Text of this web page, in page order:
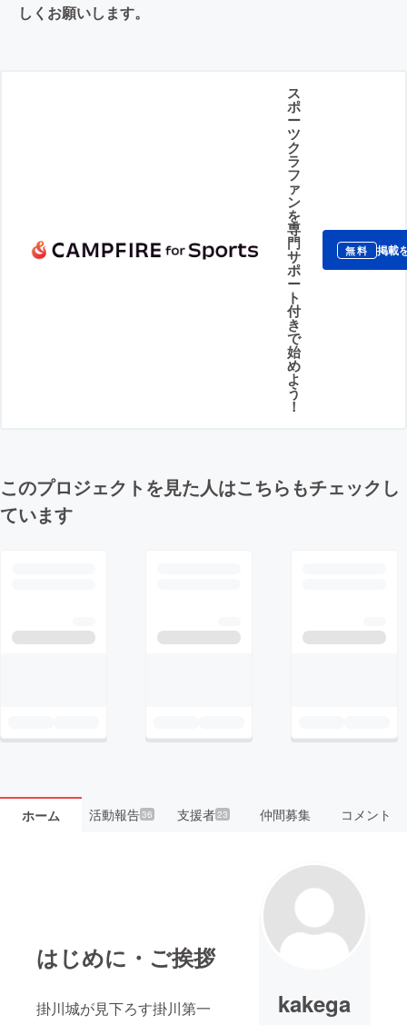
しくお願いします。
ス
ポ
ー
ツ
ク
ラ
フ
ァ
ン
を
専
門
サ
ポ
ー
ト
付
き
で
始
め
よ
う
！
無料 掲載
このプロジェクトを見た人はこちらもチェックし
ています
ホーム 活動報告36 支援者23 仲間募集 コメント
はじめに・ご挨拶
掛川城が見下ろす掛川第一
kakega